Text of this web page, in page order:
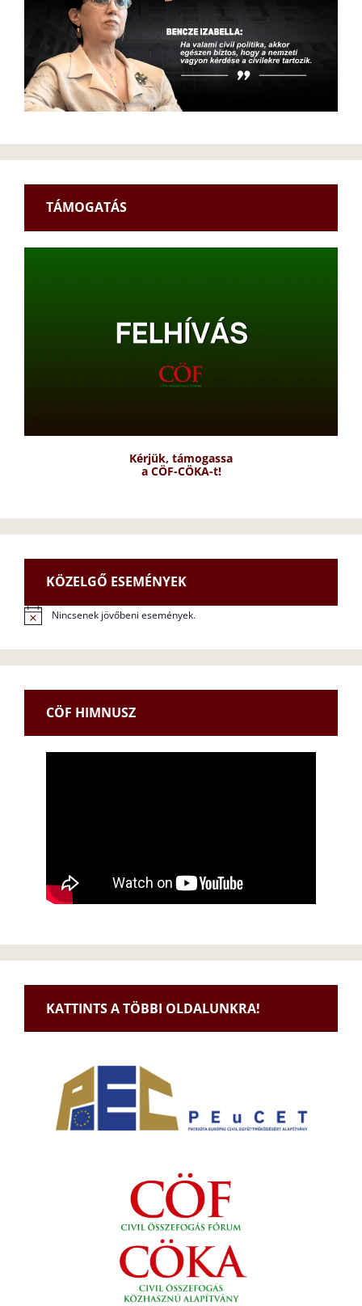
TÁMOGATÁS
Kérjük, támogassa
a CÖF-CÖKA-t!
KÖZELGŐ ESEMÉNYEK
N
Nincsenek jövőbeni események.
CÖF HIMNUSZ
KATTINTS A TÖBBI OLDALUNKRA!